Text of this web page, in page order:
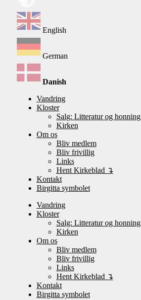
English
German
Danish
Vandring
Kloster
Salg: Litteratur og honning
Kirken
Om os
Bliv medlem
Bliv frivillig
Links
Hent Kirkeblad ↴
Kontakt
Birgitta symbolet
Vandring
Kloster
Salg: Litteratur og honning
Kirken
Om os
Bliv medlem
Bliv frivillig
Links
Hent Kirkeblad ↴
Kontakt
Birgitta symbolet